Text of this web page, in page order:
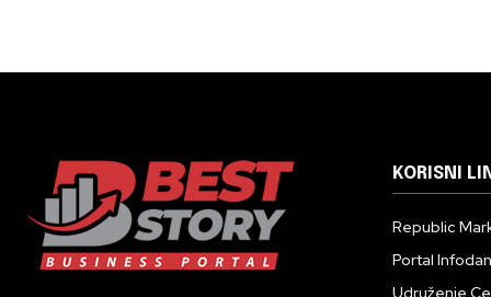
KORISNI
Republic
Portal Infodan
Udruženje